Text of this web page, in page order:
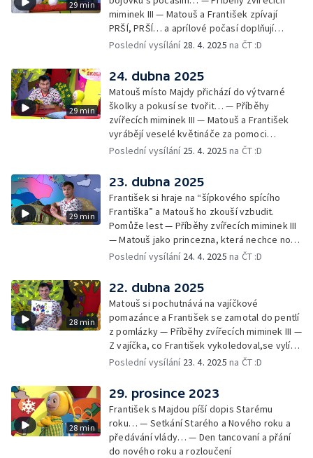
29 min
miminek III — Matouš a František zpívají
PRŠÍ, PRŠÍ… a aprílové počasí doplňují
deštěm… — Cvoček astronautem —
Poslední vysílání 28. 4. 2025 na ČT :D
29 min
24. dubna 2025
Matouš místo Majdy přichází do výtvarné
školky a pokusí se tvořit… — Příběhy
zvířecích miminek III — Matouš a František
vyrábějí veselé květináče za pomoci
skořápek z velikonočních vajíček… —
obrázky + rozloučení
Poslední vysílání 25. 4. 2025 na ČT :D
29 min
23. dubna 2025
František si hraje na “šípkového spícího
Františka” a Matouš ho zkouší vzbudit.
Pomůže lest — Příběhy zvířecích miminek III
— Matouš jako princezna, která nechce nosit
brýle… — Cvoček astronautem — Nestyďte
Poslední vysílání 24. 4. 2025 na ČT :D
28 min
22. dubna 2025
Matouš si pochutnává na vajíčkové
pomazánce a František se zamotal do pentlí
z pomlázky — Příběhy zvířecích miminek III —
Z vajíčka, co František vykoledoval,se vylíhl
drak. Nejí princezny, ale miluje vajíčkovou
Rozloučení
Poslední vysílání 23. 4. 2025 na ČT :D
28 min
29. prosince 2023
František s Majdou píší dopis Starému
roku… — Setkání Starého a Nového roku a
předávání vlády… — Den tancovaní a přání
do nového roku a rozloučení